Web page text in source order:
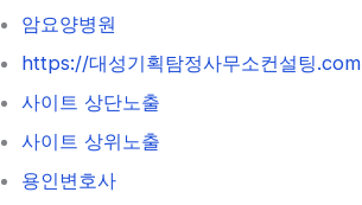
암요양병원
https://대성기획탐정사무소컨설팅.com
사이트 상단노출
사이트 상위노출
용인변호사